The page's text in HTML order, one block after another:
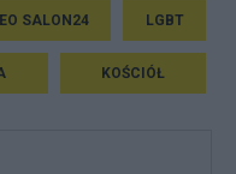
SALON24 LGBT
KOŚCIÓŁ